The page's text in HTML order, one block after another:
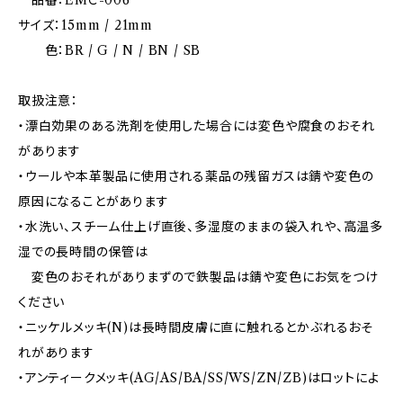
サイズ：15mm / 21mm
色：BR / G / N / BN / SB
取扱注意：
・漂白効果のある洗剤を使用した場合には変色や腐食のおそれ
があります
・ウールや本革製品に使用される薬品の残留ガスは錆や変色の
原因になることがあります
・水洗い、スチーム仕上げ直後、多湿度のままの袋入れや、高温多
湿での長時間の保管は
変色のおそれがありまずので鉄製品は錆や変色にお気をつけ
ください
・ニッケルメッキ(N)は長時間皮膚に直に触れるとかぶれるおそ
れがあります
・アンティークメッキ(AG/AS/BA/SS/WS/ZN/ZB)はロットによ